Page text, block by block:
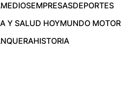
MEDIOSEMPRESASDEPORTES
Y SALUD HOYMUNDO MOTOR
HISTORIA